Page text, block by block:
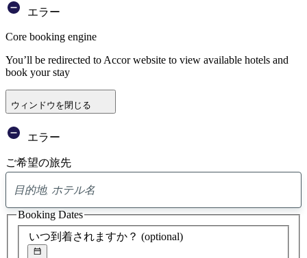
エラー
Core booking engine
You’ll be redirected to Accor website to view available hotels and
book your stay
ウィンドウを閉じる
エラー
ご希望の旅先
ア
ド
バ
イ
いつ到着されますか？ (optional)
Booking Dates